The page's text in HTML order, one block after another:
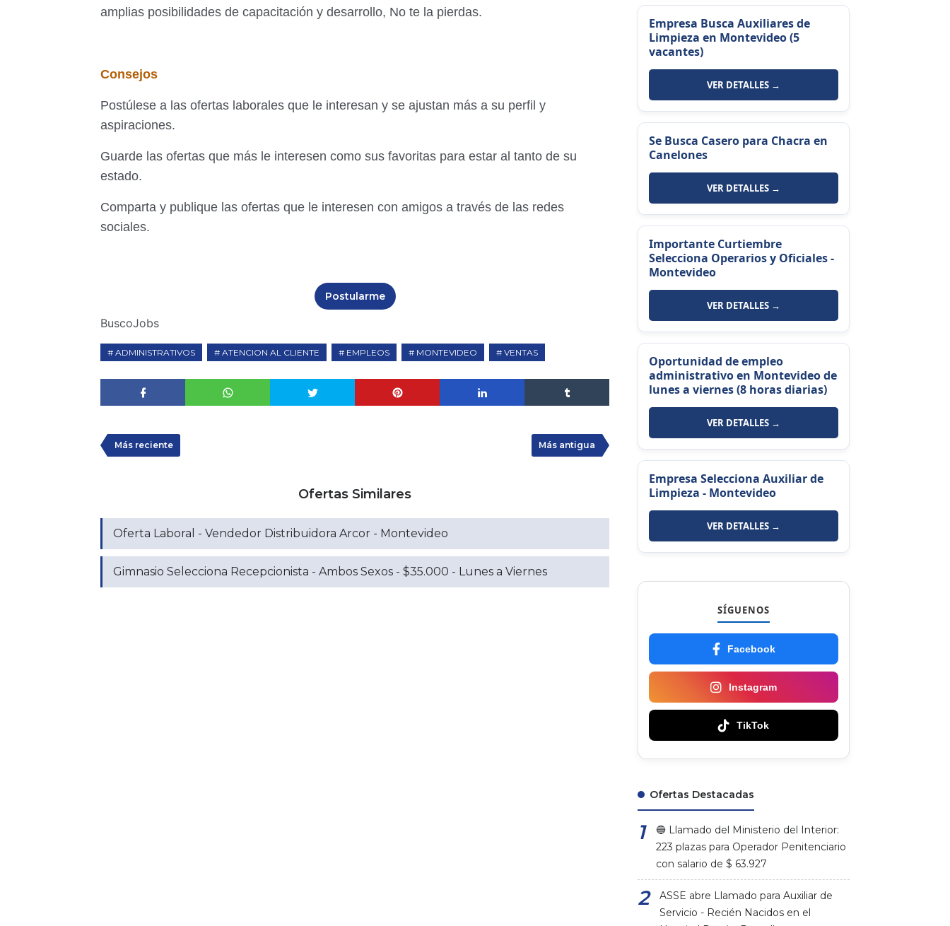
amplias posibilidades de capacitación y desarrollo, No te la pierdas.
Consejos
Postúlese a las ofertas laborales que le interesan y se ajustan más a su perfil y
aspiraciones.
Guarde las ofertas que más le interesen como sus favoritas para estar al tanto de su
estado.
Comparta y publique las ofertas que le interesen con amigos a través de las redes
sociales.
Postularme
BuscoJobs
ADMINISTRATIVOS ATENCION AL CLIENTE EMPLEOS MONTEVIDEO VENTAS
Más reciente Más antigua
Ofertas Similares
Oferta Laboral - Vendedor Distribuidora Arcor - Montevideo
Gimnasio Selecciona Recepcionista - Ambos Sexos - $35.000 - Lunes a Viernes
Empresa Busca Auxiliares de
Limpieza en Montevideo (5
vacantes)
VER DETALLES →
Se Busca Casero para Chacra en
Canelones
VER DETALLES →
Importante Curtiembre
Selecciona Operarios y Oficiales -
Montevideo
VER DETALLES →
Oportunidad de empleo
administrativo en Montevideo de
lunes a viernes (8 horas diarias)
VER DETALLES →
Empresa Selecciona Auxiliar de
Limpieza - Montevideo
VER DETALLES →
SÍGUENOS
Facebook
Instagram
TikTok
Ofertas Destacadas
🔵 Llamado del Ministerio del Interior:
223 plazas para Operador Penitenciario
con salario de $ 63.927
ASSE abre Llamado para Auxiliar de
Servicio - Recién Nacidos en el